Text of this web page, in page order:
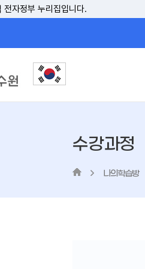
전자정부 누리집입니다.
수강과정
나의학습방